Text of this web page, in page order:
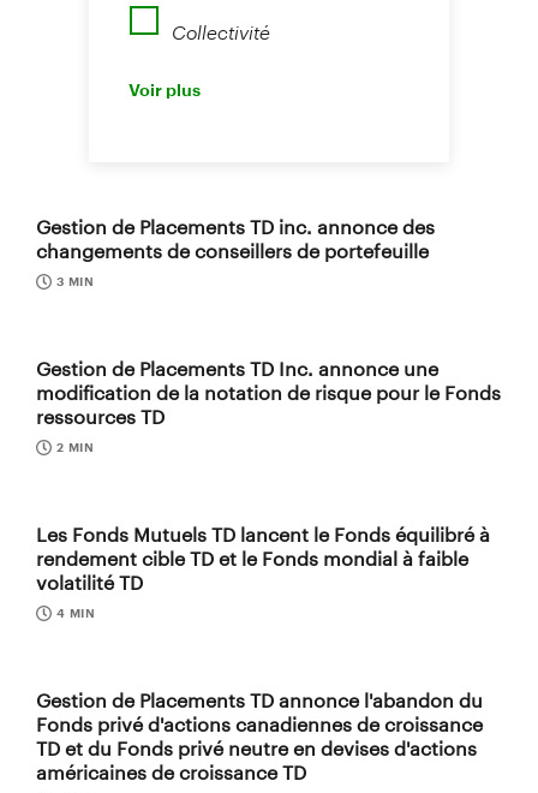
Gestion de Placements TD inc. annonce des
changements de conseillers de portefeuille
3 MIN
Gestion de Placements TD Inc. annonce une
modification de la notation de risque pour le Fonds
ressources TD
2 MIN
Les Fonds Mutuels TD lancent le Fonds équilibré à
rendement cible TD et le Fonds mondial à faible
volatilité TD
4 MIN
Gestion de Placements TD annonce l'abandon du
Fonds privé d'actions canadiennes de croissance
TD et du Fonds privé neutre en devises d'actions
américaines de croissance TD
Collectivité
Perspectives
Voir plus